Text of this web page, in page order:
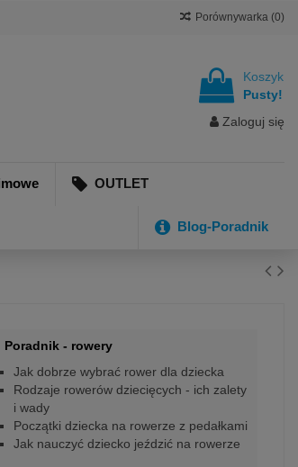
Porównywarka (0)
Koszyk
Pusty!
Zaloguj się
OUTLET
Blog-Poradnik
Poradnik - rowery
Jak dobrze wybrać rower dla dziecka
Rodzaje rowerów dziecięcych - ich zalety
i wady
Początki dziecka na rowerze z pedałkami
Jak nauczyć dziecko jeździć na rowerze